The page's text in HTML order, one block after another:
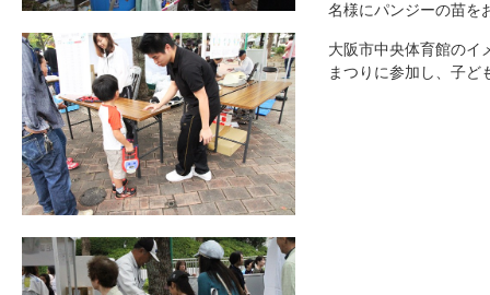
名様にパンジーの苗を
大阪市中央体育館のイ
まつりに参加し、子ど